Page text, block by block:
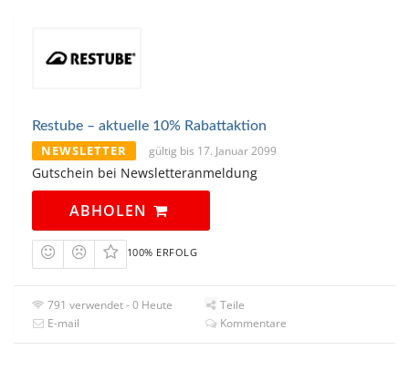
Restube – aktuelle 10% Rabattaktion
NEWSLETTER gültig bis 17. Januar 2099
Gutschein bei Newsletteranmeldung
ABHOLEN
100% ERFOLG
791 verwendet - 0 Heute
Teile
E-mail
Kommentare